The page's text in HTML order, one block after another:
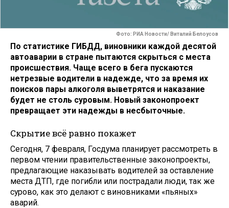
Фото: РИА Новости/ Виталий Белоусов
По статистике ГИБДД, виновники каждой десятой
автоаварии в стране пытаются скрыться с места
происшествия. Чаще всего в бега пускаются
нетрезвые водители в надежде, что за время их
поисков пары алкоголя выветрятся и наказание
будет не столь суровым. Новый законопроект
превращает эти надежды в несбыточные.
Скрытие всё равно покажет
Сегодня, 7 февраля, Госдума планирует рассмотреть в
первом чтении правительственные законопроекты,
предлагающие наказывать водителей за оставление
места ДТП, где погибли или пострадали люди, так же
сурово, как это делают с виновниками «пьяных»
аварий.